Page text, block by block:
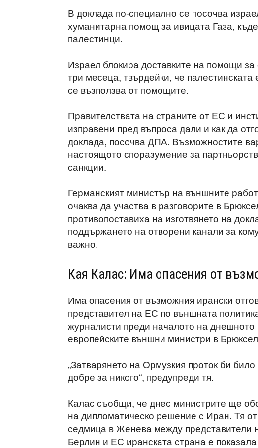
В доклада по-специално се посочва
хуманитарна помощ за ивицата Газа,
палестинци.
Израел блокира доставките на помощи
три месеца, твърдейки, че палестинската
се възползва от помощите.
Правителствата на страните от ЕС и
изправени пред въпроса дали и как да
доклада, посочва ДПА. Възможностите
настоящото споразумение за
санкции.
Германският министър на външните
очаква да участва в разговорите в
противопоставиха на изготвянето на
поддържането на отворени канали за
важно.
Кая Калас: Има опасения от
Има опасения от възможния ирански
представител на ЕС по външната
журналисти преди началото на
европейските външни министри в
„Затварянето на Ормузкия проток би
добре за никого“, предупреди тя.
Калас съобщи, че днес министрите ще
на дипломатическо решение с Иран. Тя
седмица в Женева между представители
Берлин и ЕС иранската страна е показала